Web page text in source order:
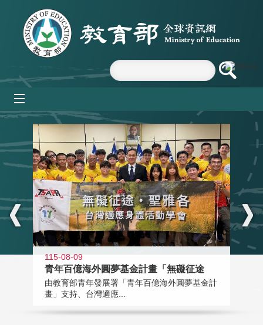
跳到主要內容區塊
:::
115-08-09
青年百億海外圓夢基金計畫「無礙征途
由教育部青年發展署「青年百億海外圓夢基金計
畫」支持、台灣適應...